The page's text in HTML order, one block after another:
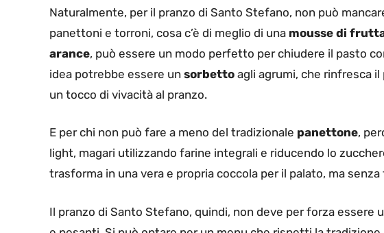
Naturalmente, per il pranzo di Santo Stefano, non può
panettoni e torroni, cosa c’è di meglio di una mousse di
arance, può essere un modo perfetto per chiudere il pasto
idea potrebbe essere un sorbetto agli agrumi, che rinfresca
un tocco di vivacità al pranzo.
E per chi non può fare a meno del tradizionale panettone,
light, magari utilizzando farine integrali e riducendo lo
trasforma in una vera e propria coccola per il palato, ma
Il pranzo di Santo Stefano, quindi, non deve per forza essere